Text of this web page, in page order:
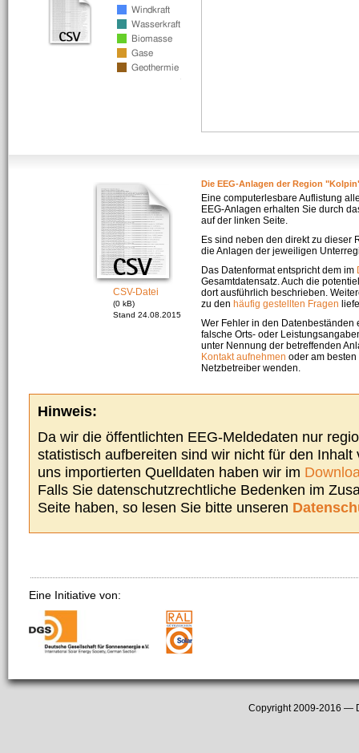
CSV-Datei
(0 kB)
Stand 24.08.2015
Die EEG-Anlagen der Region
Eine computerlesbare Auflistung
EEG-Anlagen erhalten Sie durch
auf der linken Seite.
Es sind neben den direkt zu dieser
die Anlagen der jeweiligen
Das Datenformat entspricht dem im
Gesamtdatensatz. Auch die
dort ausführlich beschrieben.
zu den häufig gestellten Fragen
Wer Fehler in den Datenbeständen
falsche Orts- oder
unter Nennung der betreffenden
Kontakt aufnehmen oder am
Netzbetreiber wenden.
Hinweis:
Da wir die öffentlichten EEG-Meldedaten nur
statistisch aufbereiten sind wir nicht für den Inhalt
uns importierten Quelldaten haben wir im
Falls Sie datenschutzrechtliche Bedenken im
Seite haben, so lesen Sie bitte unseren
Eine Initiative von:
Copyright 2009-2016 —